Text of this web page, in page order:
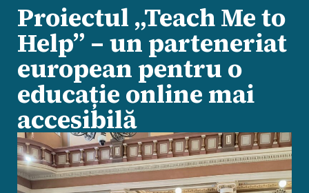
Proiectul „Teach Me to
Help” – un parteneriat
european pentru o
educație online mai
accesibilă